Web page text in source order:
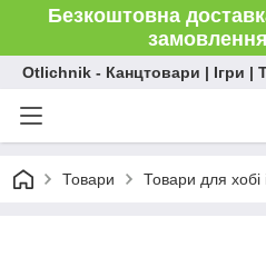
Безкоштовна
Otlichnik - Канцтовари | Ігри |
Товари Товари для хобі